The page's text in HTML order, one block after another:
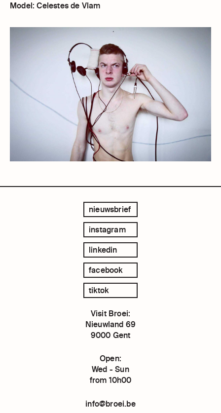
Model: Celestes de Vlam
nieuwsbrief
instagram
linkedin
facebook
tiktok
Visit Broei:
Nieuwland 69
9000 Gent
Open:
Wed - Sun
from 10h00
info@broei.be